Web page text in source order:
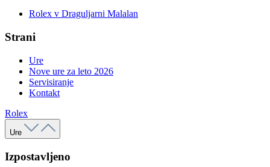
Rolex v Draguljarni Malalan
Strani
Ure
Nove ure za leto 2026
Servisiranje
Kontakt
Rolex
Ure
Izpostavljeno